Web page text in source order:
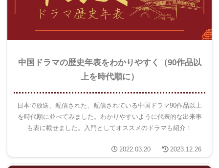
中国ドラマの歴史年表をわかりやすく（90作品以
上を時代順に）
日本で放送、配信された、配信されている中国ドラマ90作品以上
を時代順に並べてみました。わかりやすいように代表的な出来事
も表に載せました。入門としてオススメのドラマも紹介！
2022.03.20 2023.12.26